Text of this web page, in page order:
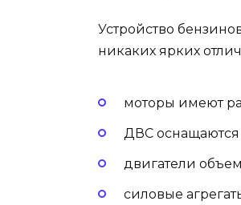
Устройство
никаких ярких
моторы имеют
ДВС
двигатели
силовые